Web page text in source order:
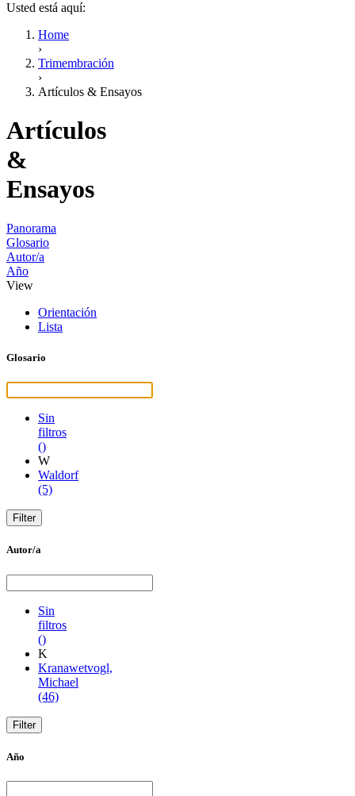
Usted está aquí:
Home
›
Trimembración
›
Artículos & Ensayos
Artículos
&
Ensayos
Panorama
Glosario
Autor/a
Año
View
Orientación
Lista
Glosario
Sin
filtros
()
W
Waldorf
(5)
Autor/a
Sin
filtros
()
K
Kranawetvogl,
Michael
(46)
Año